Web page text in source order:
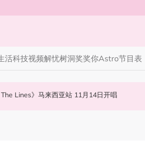
活科技视频解忧树洞奖奖你Astro节目表
知多点 | 2026 农历七月鬼门开！10 大禁忌宁可信其有 少穿全黑、全白
官宣！邱锋泽《Bend The Lines》马来西亚站 11月14日开唱
2026》现场！遭粉丝野生捕获要求合照！